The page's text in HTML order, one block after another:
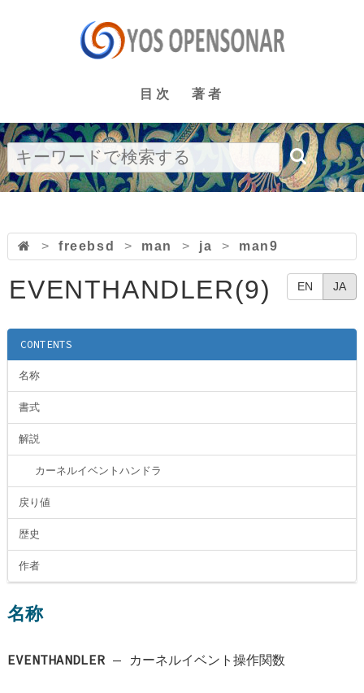
目次 著者
> freebsd > man > ja > man9
EN JA
EVENTHANDLER(9)
CONTENTS
名称
書式
解説
カーネルイベントハンドラ
戻り値
歴史
作者
名称
EVENTHANDLER — カーネルイベント操作関数